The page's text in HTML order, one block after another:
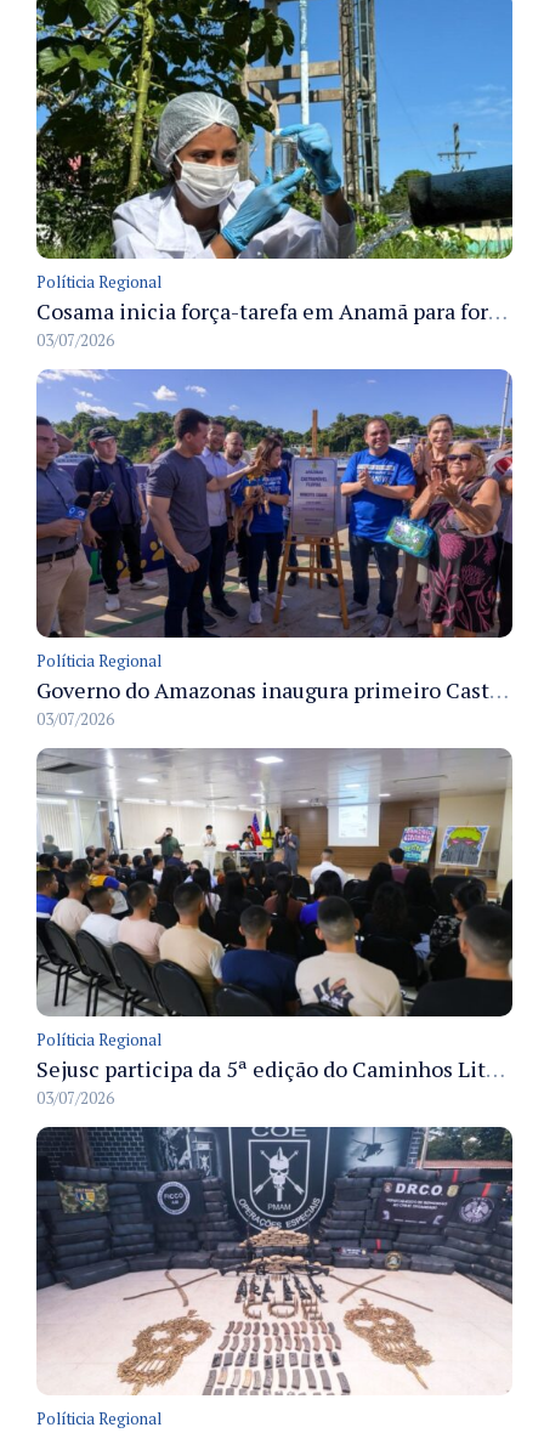
Políticia Regional
Cosama inicia força-tarefa em Anamã para fortalecer abastecimento de água e segurança hídrica da população
03/07/2026
Políticia Regional
Governo do Amazonas inaugura primeiro Castramóvel Fluvial para atendimento veterinário às comunidades ribeirinhas e castração gratuita
03/07/2026
Políticia Regional
Sejusc participa da 5ª edição do Caminhos Literários com foco na cultura hip-hop nas unidades socioeducativas
03/07/2026
Políticia Regional